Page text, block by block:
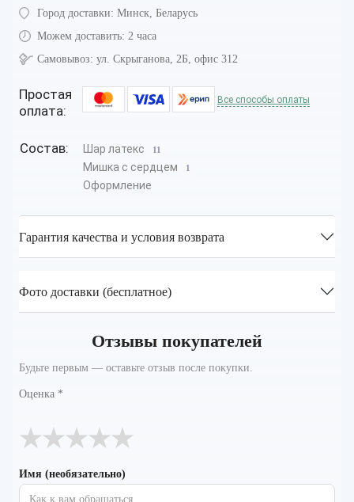
Город доставки: Минск, Беларусь
Можем доставить: 2 часа
Самовывоз: ул. Скрыганова, 2Б, офис 312
Простая
оплата:
Все способы оплаты
Состав: Шар латекс 11
Мишка с сердцем 1
Оформление
Гарантия качества и условия возврата
Фото доставки (бесплатное)
Отзывы покупателей
Будьте первым — оставьте отзыв после покупки.
Оценка *
★
★
★
★
★
Имя (необязательно)